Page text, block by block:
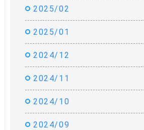
2025/02
2025/01
2024/12
2024/11
2024/10
2024/09